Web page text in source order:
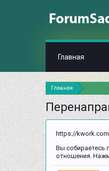
Главная
https://
Вы собираетесь
отношения.
Главная